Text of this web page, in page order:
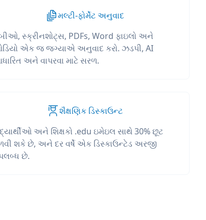
મલ્ટી-ફોર્મેટ અનુવાદ
સ્ક્રીનશોટ્સ, PDFs, Word ફાઇલો અને
એક જ જગ્યાએ અનુવાદ કરો. ઝડપી, AI
અને વાપરવા માટે સરળ.
શૈક્ષણિક ડિસ્કાઉન્ટ
અને શિક્ષકો .edu ઇમેઇલ સાથે 30% છૂટ
શકે છે, અને દર વર્ષે એક ડિસ્કાઉન્ટેડ અરજી
છે.